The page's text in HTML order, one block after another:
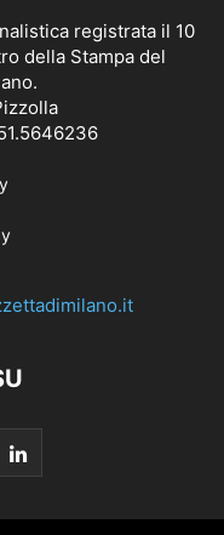
registrata il 10
della Stampa del